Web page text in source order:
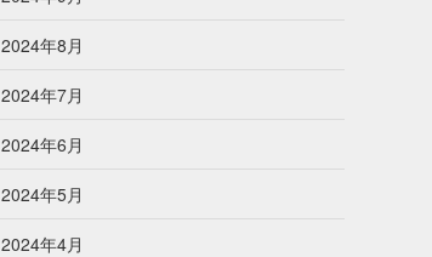
2024年8月
2024年7月
2024年6月
2024年5月
2024年4月